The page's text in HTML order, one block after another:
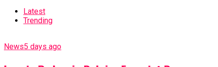
Latest
Trending
News5 days ago